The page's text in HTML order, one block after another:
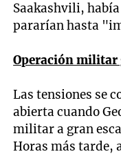
Saakashvili,
pararían hasta
Operación militar
Las tensiones se
abierta cuando
militar a gran
Horas más tarde,